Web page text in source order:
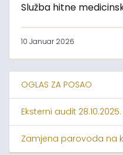
Služba hitne
10 Januar 2026
OGLAS ZA POSAO
Eksterni audit 28.10.2025.
Zamjena parovoda na